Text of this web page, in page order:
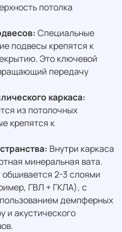
потолка
Специальные
подвесы крепятся к
Это ключевой
передачу
каркаса:
из потолочных
крепятся к
Внутри каркаса
минеральная вата.
обшивается 2-3 слоями
ГВЛ + ГКЛА), с
демпферных
и акустического